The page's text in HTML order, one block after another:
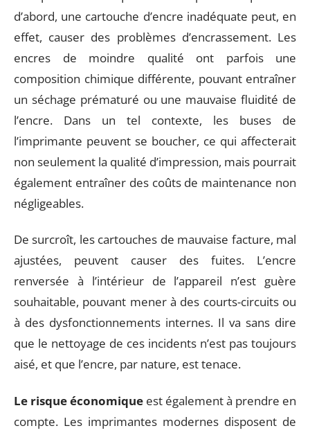
d’abord, une cartouche d’encre inadéquate peut, en
effet, causer des problèmes d’encrassement. Les
encres de moindre qualité ont parfois une
composition chimique différente, pouvant entraîner
un séchage prématuré ou une mauvaise fluidité de
l’encre. Dans un tel contexte, les buses de
l’imprimante peuvent se boucher, ce qui affecterait
non seulement la qualité d’impression, mais pourrait
également entraîner des coûts de maintenance non
négligeables.
De surcroît, les cartouches de mauvaise facture, mal
ajustées, peuvent causer des fuites. L’encre
renversée à l’intérieur de l’appareil n’est guère
souhaitable, pouvant mener à des courts-circuits ou
à des dysfonctionnements internes. Il va sans dire
que le nettoyage de ces incidents n’est pas toujours
aisé, et que l’encre, par nature, est tenace.
Le risque économique est également à prendre en
compte. Les imprimantes modernes disposent de